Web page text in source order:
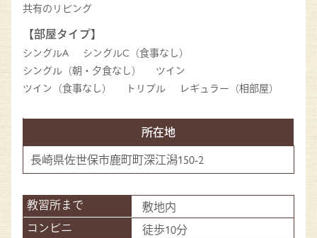
共有のリビング
【部屋タイプ】
シングルA
シングルC（食事なし）
シングル（朝・夕食なし）
ツイン
ツイン（食事なし）
トリプル レギュラー（相部屋）
所在地
長崎県佐世保市鹿町町深江潟150-2
敷地内
徒歩10分